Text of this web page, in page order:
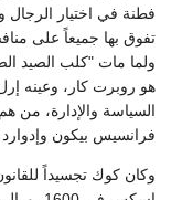
فطنة في اختيار
تفوق بها جميعاً على
ولما مات "كلب الصيد
هو روبرت كار، وعينه
السياسة والإدارة، من
فرانسيس بيكون
وكان كوك تجسيداً